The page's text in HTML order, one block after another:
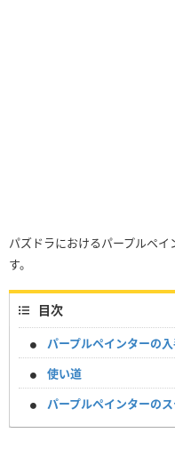
パズドラにおけるパープルペ
す。
目次
パープルペインターの
使い道
パープルペインターの